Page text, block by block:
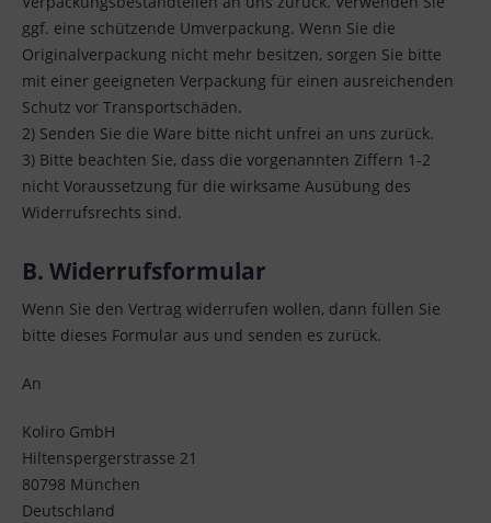
ggf. eine schützende Umverpackung. Wenn Sie die
Originalverpackung nicht mehr besitzen, sorgen Sie bitte
mit einer geeigneten Verpackung für einen ausreichenden
Schutz vor Transportschäden.
2) Senden Sie die Ware bitte nicht unfrei an uns zurück.
3) Bitte beachten Sie, dass die vorgenannten Ziffern 1-2
nicht Voraussetzung für die wirksame Ausübung des
Widerrufsrechts sind.
B. Widerrufsformular
Wenn Sie den Vertrag widerrufen wollen, dann füllen Sie
bitte dieses Formular aus und senden es zurück.
An
Koliro GmbH
Hiltenspergerstrasse 21
80798 München
Deutschland